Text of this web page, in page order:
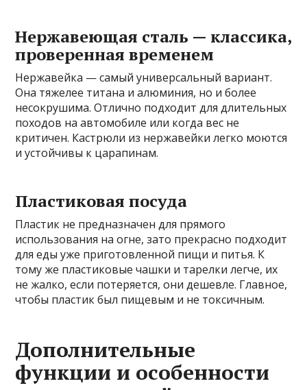
Нержавеющая сталь — классика,
проверенная временем
Нержавейка — самый универсальный вариант.
Она тяжелее титана и алюминия, но и более
несокрушима. Отлично подходит для длительных
походов на автомобиле или когда вес не
критичен. Кастрюли из нержавейки легко моются
и устойчивы к царапинам.
Пластиковая посуда
Пластик не предназначен для прямого
использования на огне, зато прекрасно подходит
для еды уже приготовленной пищи и питья. К
тому же пластиковые чашки и тарелки легче, их
не жалко, если потеряется, они дешевле. Главное,
чтобы пластик был пищевым и не токсичным.
Дополнительные
функции и особенности